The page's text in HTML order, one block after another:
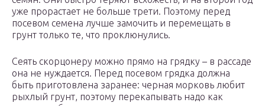
уже прорастает не больше трети. Поэтому перед
посевом семена лучше замочить и перемещать в
грунт только те, что проклюнулись.
Сеять скорцонеру можно прямо на грядку – в рассаде
она не нуждается. Перед посевом грядка должна
быть приготовлена заранее: черная морковь любит
рыхлый грунт, поэтому перекапывать надо как